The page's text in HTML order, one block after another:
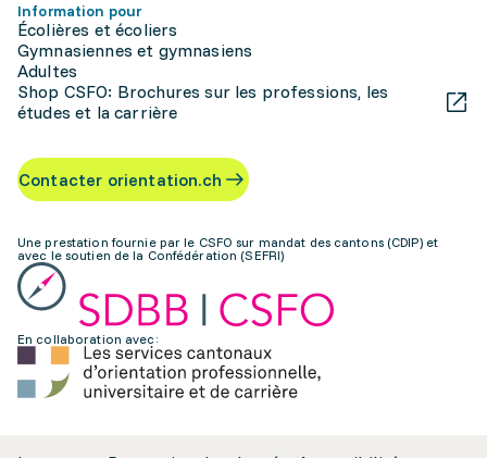
Information pour
Écolières et écoliers
Gymnasiennes et gymnasiens
Adultes
Shop CSFO: Brochures sur les professions, les
études et la carrière
Contacter orientation.ch
Une prestation fournie par le CSFO sur mandat des cantons (CDIP) et
avec le soutien de la Confédération (SEFRI)
En collaboration avec: